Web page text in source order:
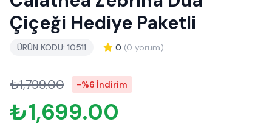
Çiçeği Hediye Paketli
ÜRÜN KODU: 10511 0 (0 yorum)
₺1,799.00 -%6 İndirim
₺1,699.00